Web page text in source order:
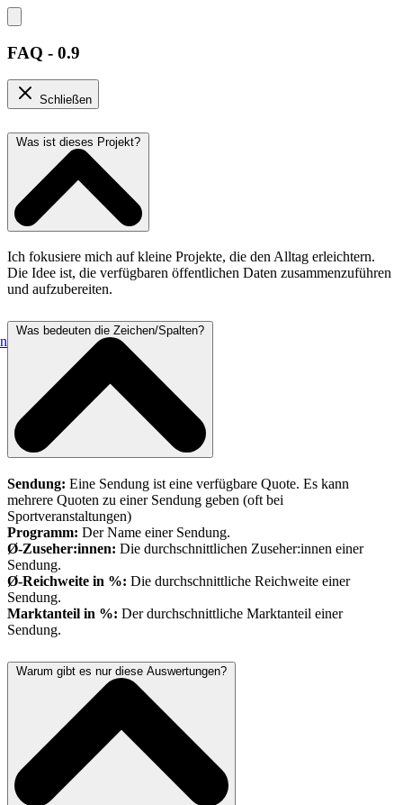
FAQ - 0.9
Schließen
Was ist dieses Projekt?
Ich fokusiere mich auf kleine Projekte, die den Alltag erleichtern.
Die Idee ist, die verfügbaren öffentlichen Daten zusammenzuführen
und aufzubereiten.
Was bedeuten die Zeichen/Spalten?
Sendung: Eine Sendung ist eine verfügbare Quote. Es kann
mehrere Quoten zu einer Sendung geben (oft bei
Sportveranstaltungen)
Programm: Der Name einer Sendung.
Ø-Zuseher:innen: Die durchschnittlichen Zuseher:innen einer
Sendung.
Ø-Reichweite in %: Die durchschnittliche Reichweite einer
Sendung.
Marktanteil in %: Der durchschnittliche Marktanteil einer
Sendung.
Warum gibt es nur diese Auswertungen?